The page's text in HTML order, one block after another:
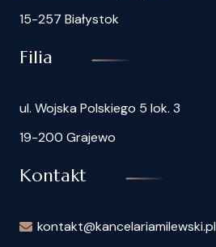
15-257 Białystok
Filia
ul. Wojska Polskiego 5 lok. 3
19-200 Grajewo
Kontakt
kontakt@kancelariamilewski.pl